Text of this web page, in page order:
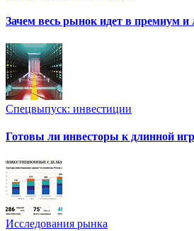
Зачем весь рынок идет в премиум и
Спецвыпуск: инвестиции
Готовы ли инвесторы к длинной
Исследования рынка